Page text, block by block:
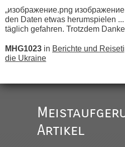
„изображение.png
den Daten etwas herumspielen
täglich gefahren. Trotzdem
MHG1023 in Berichte und
die Ukraine
Ist korrekt, aber ich finde man
darauf hinweisen können.
War aber nicht "böse" gemeint ...
Artikel